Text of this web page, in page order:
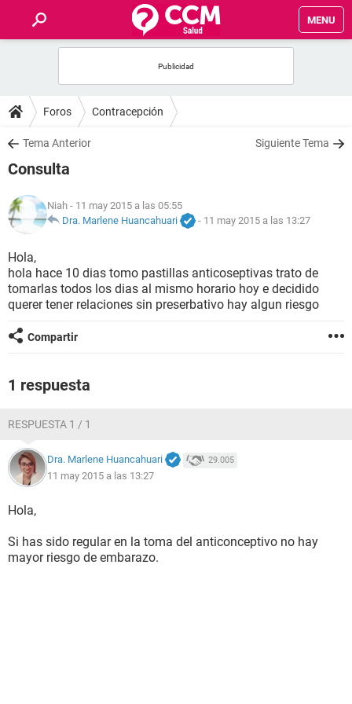
MENU
FOROS
SALUD
NUTRICIÓN
BIENESTAR
SEXUALIDAD
GLOSARIO
Foros Contracepción
Tema Anterior Siguiente Tema
Consulta
Niah - 11 may 2015 a las 05:55
Dra. Marlene Huancahuari
- 11 may 2015 a las 13:27
Hola,
hola hace 10 dias tomo pastillas anticoseptivas trato de
tomarlas todos los dias al mismo horario hoy e decidido
querer tener relaciones sin preserbativo hay algun riesgo
Compartir
1 respuesta
RESPUESTA 1 / 1
Dra. Marlene Huancahuari 29.005
11 may 2015 a las 13:27
Hola,
Si has sido regular en la toma del anticonceptivo no hay
mayor riesgo de embarazo.